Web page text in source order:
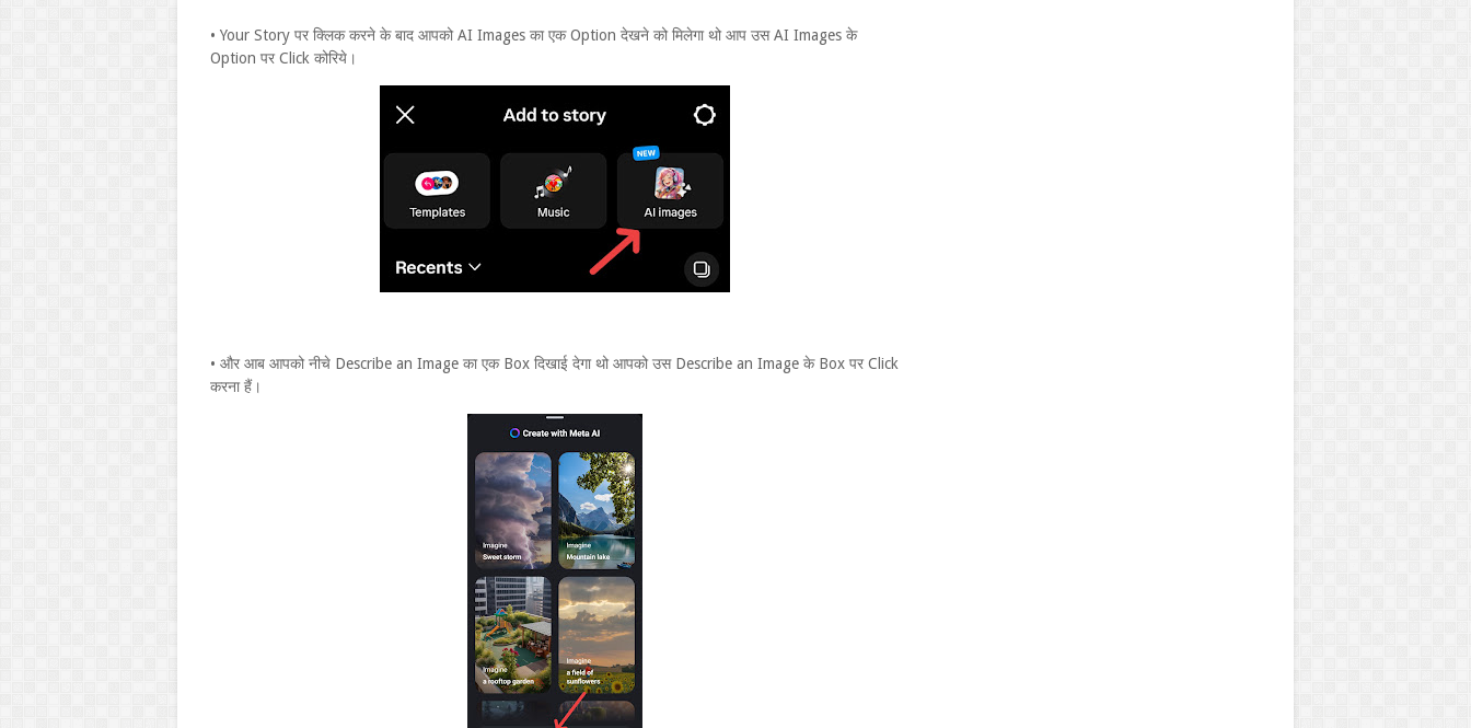
• Your Story पर क्लिक करने के बाद आपको AI Images का एक Option देखने को मिलेगा थो आप उस AI Images के
Option पर Click कोरिये।
• और आब आपको नीचे Describe an Image का एक Box दिखाई देगा थो आपको उस Describe an Image के Box पर Click
करना हैं।